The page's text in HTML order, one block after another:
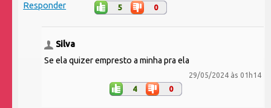
Responder 5 0
Silva
Se ela quizer empresto a minha pra ela
29/05/2024 às 01h14
4 0